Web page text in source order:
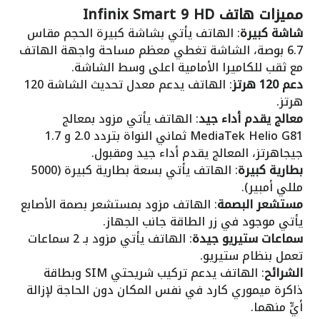
مميزات هاتف Infinix Smart 9 HD
شاشة كبيرة: الهاتف يأتي بشاشة كبيرة الحجم مقاس
6.7 بوصة، الشاشة تغطي معظم مساحة واجهة الهاتف
مع ثقب للكاميرا الأمامية اعلى وسط الشاشة.
دعم 120 هرتز : الهاتف يدعم معدل تحديث الشاشة 120
هرتز.
معالج يقدم أداء جيد: الهاتف يأتي مزود بمعالج
MediaTek Helio G81 ثماني النواة بتردد 2.0 و 1.7
جيجاهرتز، المعالج يقدم أداء جيد ومقبول.
بطارية كبيرة : الهاتف يأتي بسعة بطارية كبيرة (5000
مللي أمبير).
مستشعر البصمة: الهاتف مزود بمستشعر بصمة الأصابع
يأتي موجود في زر الطاقة جانب الجهاز.
سماعات ستيريو جيدة : الهاتف يأتي مزود بـ 2 سماعات
تعمل بنظام ستيريو.
الشرائح : الهاتف يدعم تركيب شريحتي SIM وبطاقة
ذاكرة ميموري كارد في نفس المكان دون الحاجة لإزالة
أيٍّ منهما.